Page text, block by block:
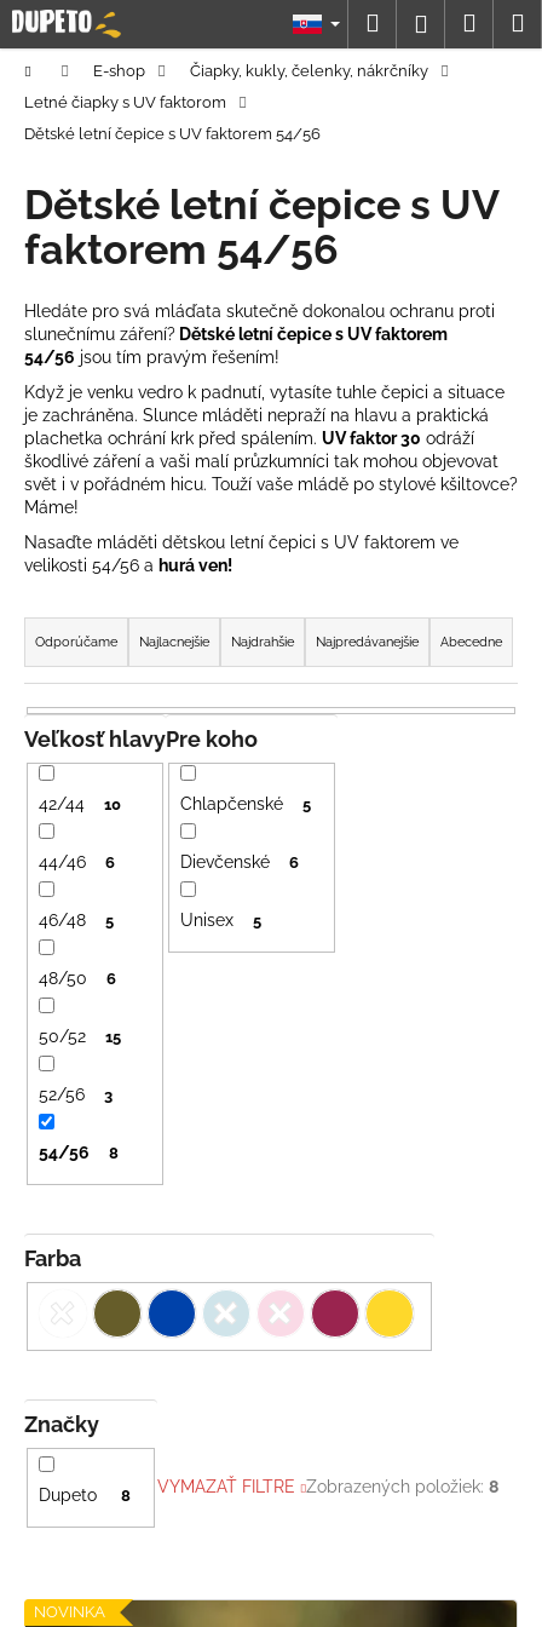
Prejsť
na
obsah
Hľadať
DomovE-shop
Čiapky, kukly, čelenky, nákrčníky
Letné čiapky s UV faktorom
Dětské letní čepice s UV faktorem 54/56
Dětské letní čepice s UV
faktorem 54/56
Hledáte pro svá mláďata skutečně dokonalou ochranu proti
slunečnímu záření? Dětské letní čepice s UV faktorem
54/56 jsou tím pravým řešením!
Když je venku vedro k padnutí, vytasíte tuhle čepici a situace
je zachráněna. Slunce mláděti nepraží na hlavu a praktická
plachetka ochrání krk před spálením. UV faktor 30 odráží
škodlivé záření a vaši malí průzkumníci tak mohou objevovat
svět i v pořádném hicu. Touží vaše mládě po stylové kšiltovce?
Máme!
Nasaďte mláděti dětskou letní čepici s UV faktorem ve
velikosti 54/56 a hurá ven!
R
a
d
e
n
i
e
p
o
d
u
o
Odporúčame Najlacnejšie Najdrahšie Najpredávanejšie Abecedne
Značky
Dupeto 8
Farba
Pre koho
Chlapčenské 5
Dievčenské 6
Unisex 5
Veľkosť hlavy
42/44 10
44/46 6
46/48 5
48/50 6
50/52 15
52/56 3
54/56 8
VYMAZAŤ FILTRE Zobrazených položiek:8
VNOVINKA
K
o
Č
p
o
t
e
b
u
j
e
t
e
n
á
s
ť
?
HĽADAŤ
O
d
p
m
LETNÉ
NOHAVICE
TYRKYSOVÉ
KORÁLKY